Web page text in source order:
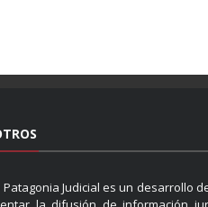
Patagonia Judicial es un desarrollo